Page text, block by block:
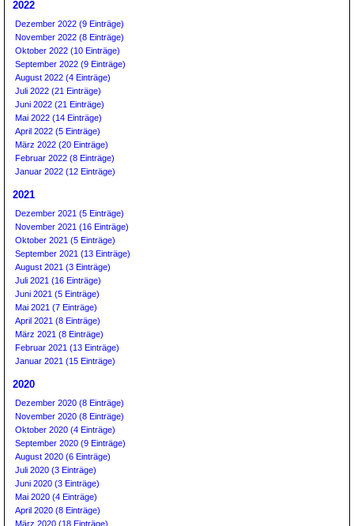
2022
Dezember 2022 (9 Einträge)
November 2022 (8 Einträge)
Oktober 2022 (10 Einträge)
September 2022 (9 Einträge)
August 2022 (4 Einträge)
Juli 2022 (21 Einträge)
Juni 2022 (21 Einträge)
Mai 2022 (14 Einträge)
April 2022 (5 Einträge)
März 2022 (20 Einträge)
Februar 2022 (8 Einträge)
Januar 2022 (12 Einträge)
2021
Dezember 2021 (5 Einträge)
November 2021 (16 Einträge)
Oktober 2021 (5 Einträge)
September 2021 (13 Einträge)
August 2021 (3 Einträge)
Juli 2021 (16 Einträge)
Juni 2021 (5 Einträge)
Mai 2021 (7 Einträge)
April 2021 (8 Einträge)
März 2021 (8 Einträge)
Februar 2021 (13 Einträge)
Januar 2021 (15 Einträge)
2020
Dezember 2020 (8 Einträge)
November 2020 (8 Einträge)
Oktober 2020 (4 Einträge)
September 2020 (9 Einträge)
August 2020 (6 Einträge)
Juli 2020 (3 Einträge)
Juni 2020 (3 Einträge)
Mai 2020 (4 Einträge)
April 2020 (8 Einträge)
März 2020 (18 Einträge)